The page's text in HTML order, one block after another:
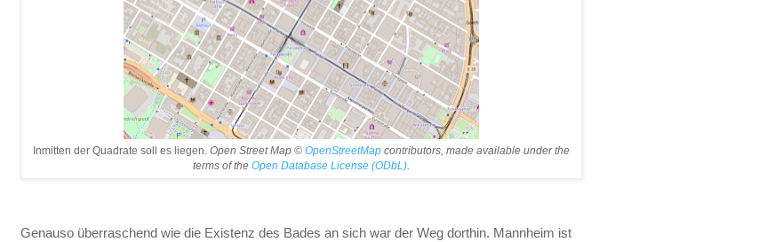
Inmitten der Quadrate soll es liegen. Open Street Map © OpenStreetMap contributors, made available under the
terms of the Open Database License (ODbL).
Genauso überraschend wie die Existenz des Bades an sich war der Weg dorthin. Mannheim ist